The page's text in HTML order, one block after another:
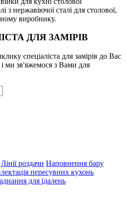
з нержавіючої сталі для столової,
виробнику.
ДЛЯ ЗАМІРІВ
спеціаліста для замірів до Вас
і ми зв'яжемося з Вами для
Лінії роздачи Наповнення бару
пересувних кухонь
для їдалень